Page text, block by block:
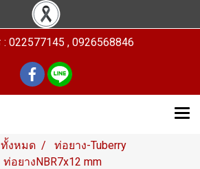
: 022577145 , 0926568846
งหมด
ท่อยาง-Tuberry
ท่อยางNBR7x12 mm